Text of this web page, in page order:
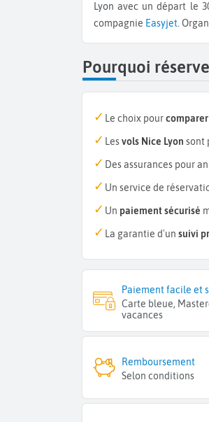
Lyonavec un départ le
compagnie Easyjet .
Pourquoi
Le choix pourcomparer
Lesvols Nice Lyon sont
Des assurances pour
Un service de
Un paiement sécurisé
La garantie d'un suivi
Paiement facile et
Carte bleue,
vacances
Remboursement
Selon conditions